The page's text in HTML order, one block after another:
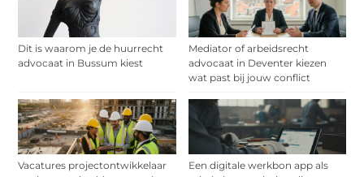
Dit is waarom je de huurrecht
advocaat in Bussum kiest
Mediator of arbeidsrecht
advocaat in Deventer kiezen
wat past bij jouw conflict
Vacatures projectontwikkelaar
Een digitale werkbon app als